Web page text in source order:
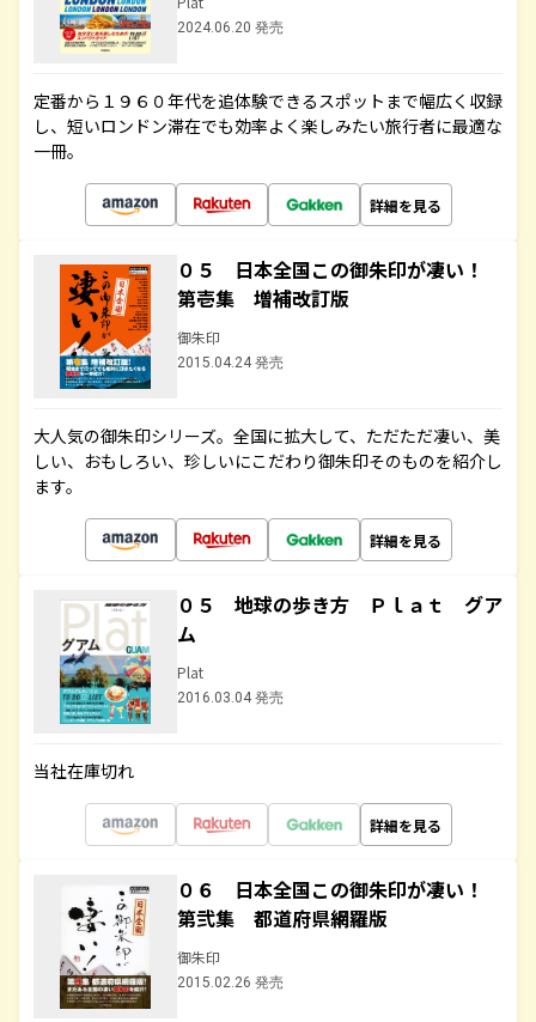
2024.06.20 発売
定番から１９６０年代を追体験できるスポットまで幅広く収録
し、短いロンドン滞在でも効率よく楽しみたい旅行者に最適な
一冊。
詳細を見る
０５ 日本全国この御朱印が凄い！
第壱集 増補改訂版
御朱印
2015.04.24 発売
大人気の御朱印シリーズ。全国に拡大して、ただただ凄い、美
しい、おもしろい、珍しいにこだわり御朱印そのものを紹介し
ます。
詳細を見る
０５ 地球の歩き方 Ｐｌａｔ グア
ム
Plat
2016.03.04 発売
当社在庫切れ
詳細を見る
０６ 日本全国この御朱印が凄い！
第弐集 都道府県網羅版
御朱印
2015.02.26 発売